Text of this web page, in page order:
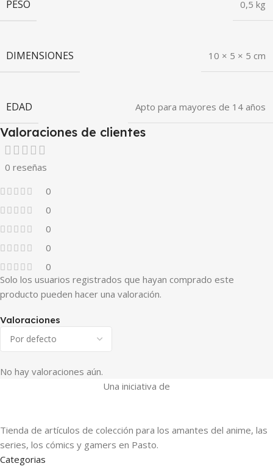
PESO 0,5 kg
DIMENSIONES 10 × 5 × 5 cm
EDAD Apto para mayores de 14 años
Valoraciones de clientes
0 reseñas
0
0
0
0
0
Valoraciones
No hay valoraciones aún.
Solo los usuarios registrados que hayan comprado este
producto pueden hacer una valoración.
Una iniciativa de
Tienda de artículos de colección para los amantes del anime, las
series, los cómics y gamers en Pasto.
Categorias